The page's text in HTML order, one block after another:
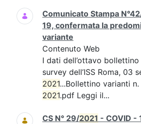
Comunicato Stampa
19, confermata la
variante
Contenuto Web
I dati dell’ottavo
survey dell’ISS Roma, 03
2021...Bollettino varianti
2021.pdf Leggi il...
CS N° 29/2021 - COVID -